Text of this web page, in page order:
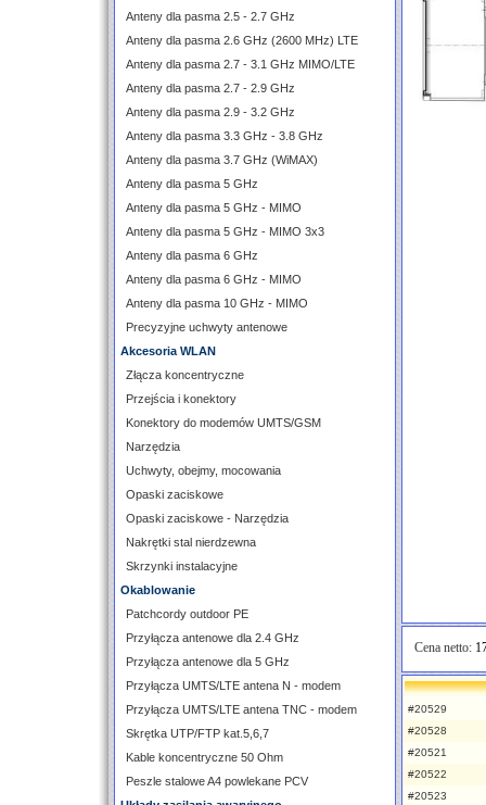
Anteny dla pasma 2.5 - 2.7 GHz
Anteny dla pasma 2.6 GHz (2600 MHz) LTE
Anteny dla pasma 2.7 - 3.1 GHz MIMO/LTE
Anteny dla pasma 2.7 - 2.9 GHz
Anteny dla pasma 2.9 - 3.2 GHz
Anteny dla pasma 3.3 GHz - 3.8 GHz
Anteny dla pasma 3.7 GHz (WiMAX)
Anteny dla pasma 5 GHz
Anteny dla pasma 5 GHz - MIMO
Anteny dla pasma 5 GHz - MIMO 3x3
Anteny dla pasma 6 GHz
Anteny dla pasma 6 GHz - MIMO
Anteny dla pasma 10 GHz - MIMO
Precyzyjne uchwyty antenowe
Akcesoria WLAN
Złącza koncentryczne
Przejścia i konektory
Konektory do modemów UMTS/GSM
Narzędzia
Uchwyty, obejmy, mocowania
Opaski zaciskowe
Opaski zaciskowe - Narzędzia
Nakrętki stal nierdzewna
Skrzynki instalacyjne
Okablowanie
Patchcordy outdoor PE
Przyłącza antenowe dla 2.4 GHz
Przyłącza antenowe dla 5 GHz
Przyłącza UMTS/LTE antena N - modem
Przyłącza UMTS/LTE antena TNC - modem
Skrętka UTP/FTP kat.5,6,7
Kable koncentryczne 50 Ohm
Peszle stalowe A4 powlekane PCV
Cena netto:
#20529
#20528
#20521
#20522
#20523